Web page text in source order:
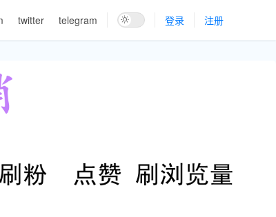
twitter telegram 登录 注册